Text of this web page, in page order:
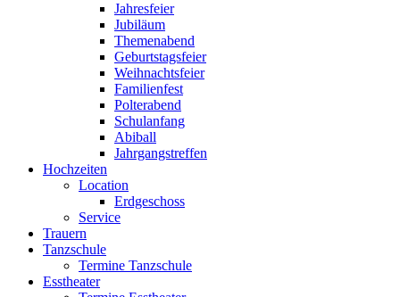
Jahresfeier
Jubiläum
Themenabend
Geburtstagsfeier
Weihnachtsfeier
Familienfest
Polterabend
Schulanfang
Abiball
Jahrgangstreffen
Hochzeiten
Location
Erdgeschoss
Service
Trauern
Tanzschule
Termine Tanzschule
Esstheater